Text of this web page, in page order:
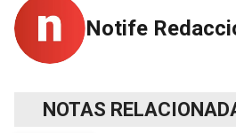
Notife
NOTAS